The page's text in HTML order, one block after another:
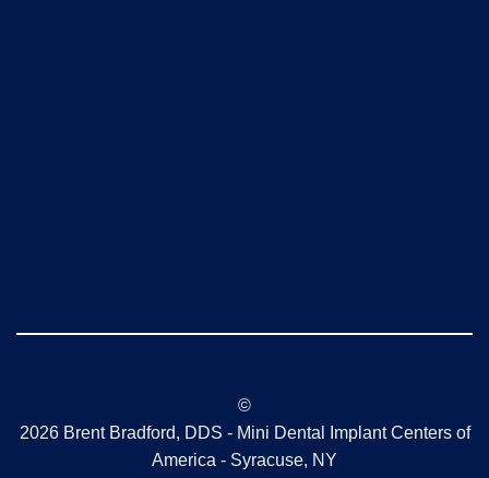
©
2026 Brent Bradford, DDS - Mini Dental Implant Centers of
America - Syracuse, NY